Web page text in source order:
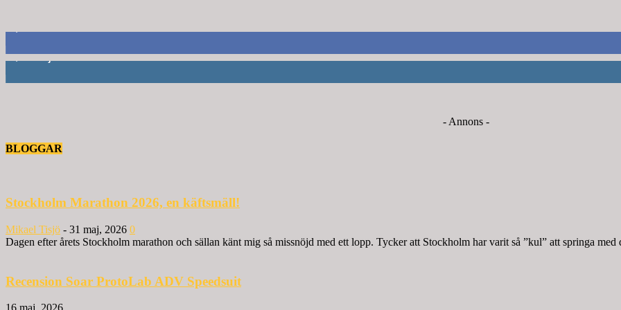
- Annons -
BLOGGAR
Stockholm Marathon 2026, en käftsmäll!
Mikael Tisjö - 31 maj, 2026 0
Dagen efter årets Stockholm marathon och sällan känt mig så missnöjd med ett lopp. Tycker att Stockholm har varit så ”kul” att springa med
Recension Soar ProtoLab ADV Speedsuit